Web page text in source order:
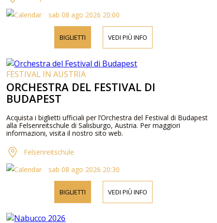
sab 08 ago 2026 20:00
BIGLIETTI VEDI PIÙ INFO
FESTIVAL IN AUSTRIA
ORCHESTRA DEL FESTIVAL DI
BUDAPEST
Acquista i biglietti ufficiali per l’Orchestra del Festival di Budapest
alla Felsenreitschule di Salisburgo, Austria. Per maggiori
informazioni, visita il nostro sito web.
Felsenreitschule
sab 08 ago 2026 20:30
BIGLIETTI VEDI PIÙ INFO